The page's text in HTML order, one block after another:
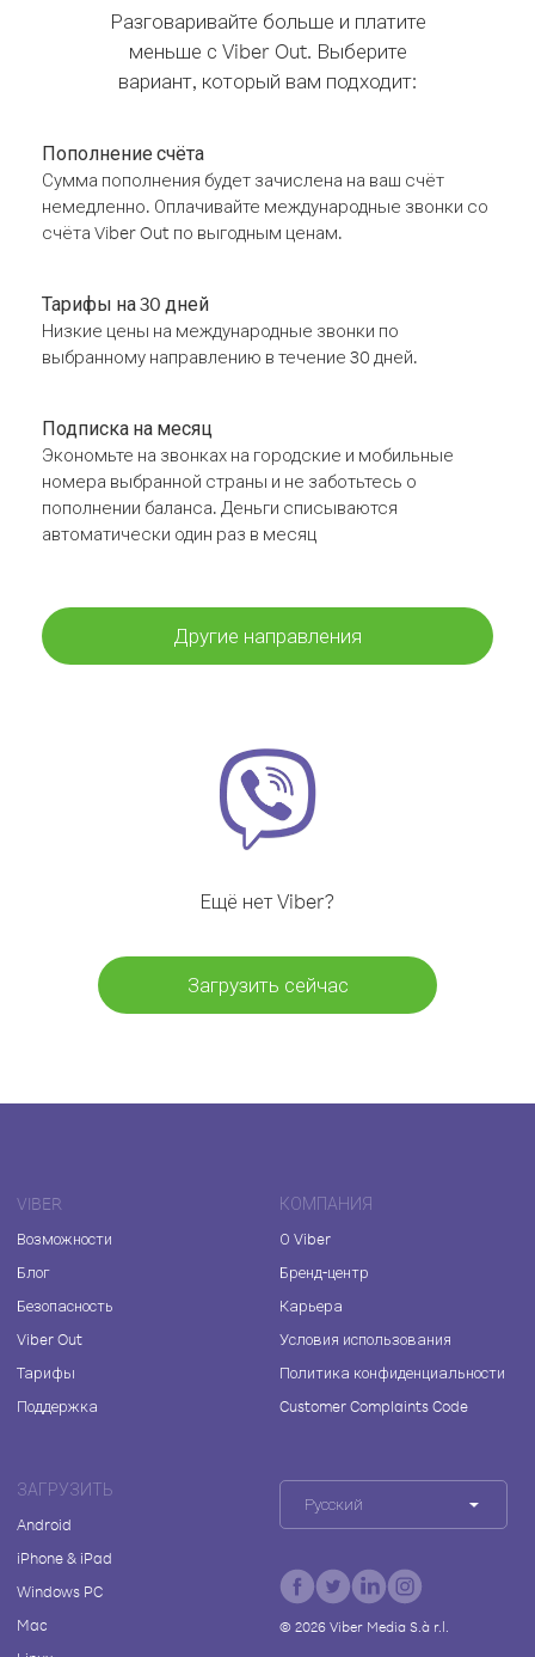
Разговаривайте больше и платите
меньше с Viber Out. Выберите
вариант, который вам подходит:
Пополнение счёта
Сумма пополнения будет зачислена на ваш счёт
немедленно. Оплачивайте международные звонки со
счёта Viber Out по выгодным ценам.
Тарифы на 30 дней
Низкие цены на международные звонки по
выбранному направлению в течение 30 дней.
Подписка на месяц
Экономьте на звонках на городские и мобильные
номера выбранной страны и не заботьтесь о
пополнении баланса. Деньги списываются
автоматически один раз в месяц
Другие направления
Ещё нет Viber?
Загрузить сейчас
VIBER
Возможности
Блог
Безопасность
Viber Out
Тарифы
Поддержка
КОМПАНИЯ
О Viber
Бренд-центр
Карьера
Условия использования
Политика конфиденциальности
Customer Complaints Code
ЗАГРУЗИТЬ
Android
iPhone & iPad
Windows PC
Mac
Русский
© 2026Viber Media S.à r.l.